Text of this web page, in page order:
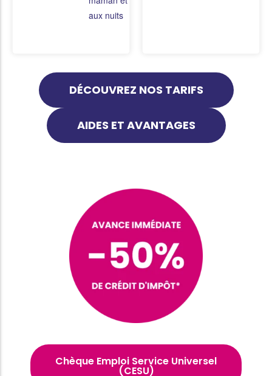
aux nuits
DÉCOUVREZ NOS TARIFS
AIDES ET AVANTAGES
Chèque Emploi Service Universel
(CESU)